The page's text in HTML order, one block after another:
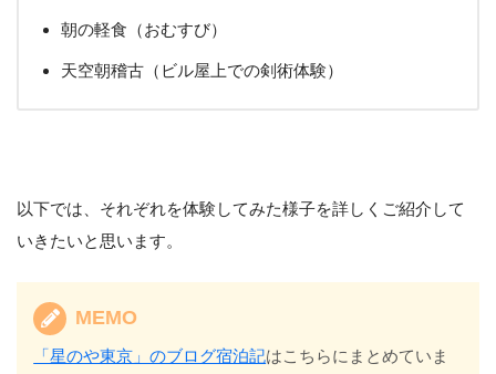
朝の軽食（おむすび）
天空朝稽古（ビル屋上での剣術体験）
以下では、それぞれを体験してみた様子を詳しくご紹介して
いきたいと思います。
MEMO
「星のや東京」のブログ宿泊記はこちらにまとめていま